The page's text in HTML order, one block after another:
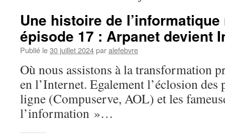
Une histoire de
épisode 17 : Arpanet devient
Publié le30 juillet 2024paralefebvre
Où nous assistons à la transformation
en l’Internet. Egalement l’éclosion des
ligne (Compuserve, AOL) et les
l’information »…